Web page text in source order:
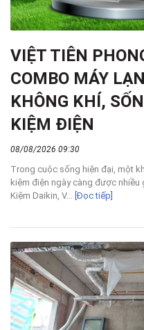
VIỆT TIÊN
COMBO MÁY
KHÔNG KHÍ,
KIỆM ĐIỆN
08/08/2026 09:30
Trong cuộc sống hiện đại, một
kiệm điện ngày càng được
Kiệm Daikin, V... [Đọc tiếp]